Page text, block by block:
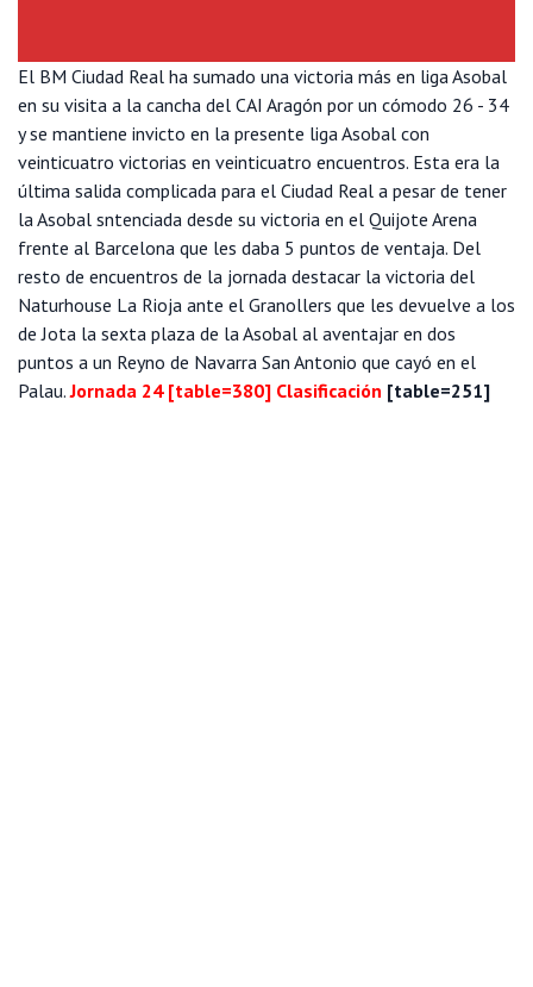
El BM Ciudad Real ha sumado una victoria más en liga Asobal
en su visita a la cancha del CAI Aragón por un cómodo 26 - 34
y se mantiene invicto en la presente liga Asobal con
veinticuatro victorias en veinticuatro encuentros. Esta era la
última salida complicada para el Ciudad Real a pesar de tener
la Asobal sntenciada desde su victoria en el Quijote Arena
frente al Barcelona que les daba 5 puntos de ventaja. Del
resto de encuentros de la jornada destacar la victoria del
Naturhouse La Rioja ante el Granollers que les devuelve a los
de Jota la sexta plaza de la Asobal al aventajar en dos
puntos a un Reyno de Navarra San Antonio que cayó en el
Palau.Jornada 24 [table=380] Clasificación [table=251]